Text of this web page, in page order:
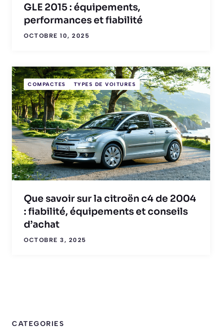
GLE 2015 : équipements,
performances et fiabilité
OCTOBRE 10, 2025
COMPACTES TYPES DE VOITURES
Que savoir sur la citroën c4 de 2004
: fiabilité, équipements et conseils
d’achat
OCTOBRE 3, 2025
CATEGORIES